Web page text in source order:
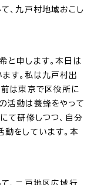
、九戸村地域おこし
と申します。本日は
す。私は九戸村出
前は東京で区役所に
活動は養蜂をやって
て研修しつつ、自分
動をしています。本
て、二戸地区広域行